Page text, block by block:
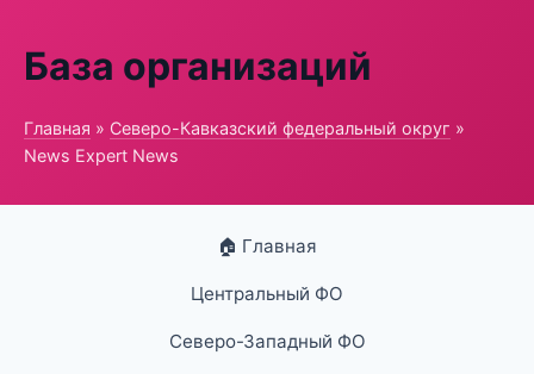
База организаций
Главная » Северо-Кавказский федеральный округ »
News Expert News
🏠 Главная
Центральный ФО
Северо-Западный ФО